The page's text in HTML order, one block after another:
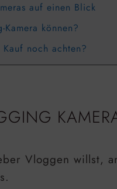
auf einen Blick
können?
noch achten?
Vloggen willst,